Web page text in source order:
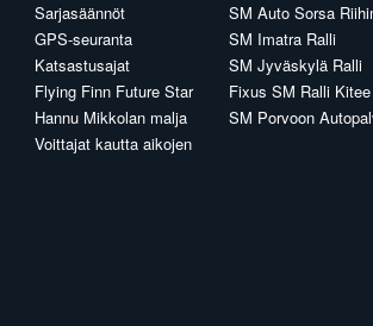
Sarjasäännöt
GPS-seuranta
Katsastusajat
Flying Finn Future Star
Hannu Mikkolan malja
Voittajat kautta aikojen
SM Auto Sorsa
SM Imatra Ralli
SM Jyväskylä Ralli
Fixus SM Ralli Kitee
SM Porvoon